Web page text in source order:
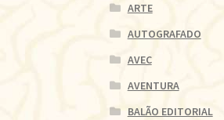
ARTE
AUTOGRAFADO
AVEC
AVENTURA
BALÃO EDITORIAL